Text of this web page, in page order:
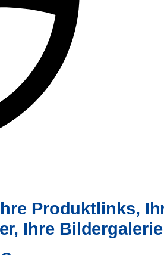
Produktlinks,
Ihre